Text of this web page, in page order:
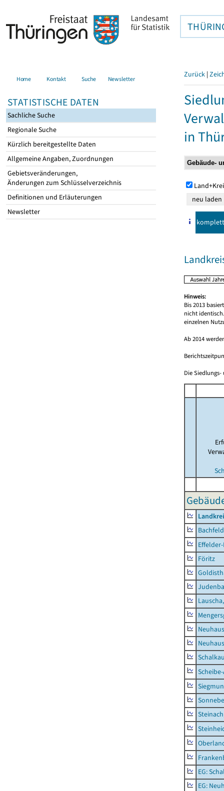
Home Kontakt Suche Newsletter
STATISTISCHE DATEN
Sachliche Suche
Regionale Suche
Kürzlich bereitgestellte Daten
Allgemeine Angaben, Zuordnungen
Gebietsveränderungen,
Änderungen zum Schlüsselverzeichnis
Definitionen und Erläuterungen
Newsletter
Zurück |
in
komplett
Hinweis:
Bis 2013
nicht
einzelnen
Ab 2014
Die
Bachfeld
Föritz
EG:
EG: